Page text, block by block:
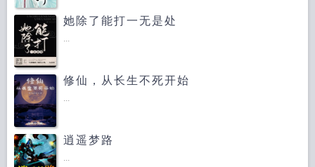
她除了能打一无是处
...
修仙，从长生不死开始
...
逍遥梦路
...